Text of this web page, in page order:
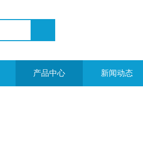
产品中心 新闻动态